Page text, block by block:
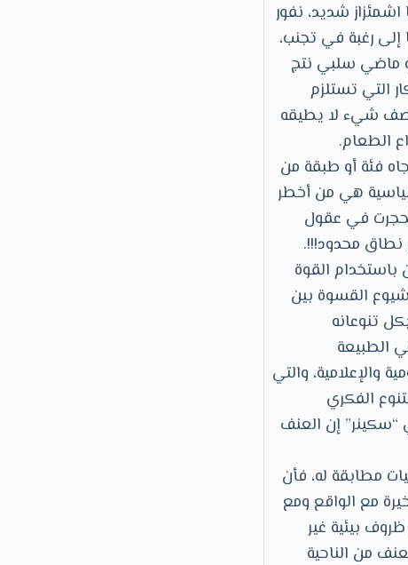
شديد، نفور
رغبة في تجنب،
ماضي سلبي نتج
التي تستلزم
وصف شيء لا يطيقه
الطعام.
فئة أو طبقة من
هي من أخطر
في عقول
نطاق محدود!!!.
باستخدام القوة
شيوع القسوة بين
تنوعانه
الطبيعة
والإعلامية، والتي
الفكري
إن العنف
مطابقة له، فأن
مع الواقع ومع
بيئية غير
من الناحية